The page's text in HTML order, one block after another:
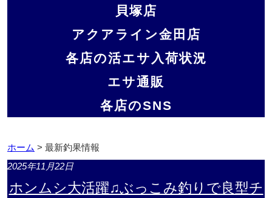
貝塚店
アクアライン金田店
各店の活エサ入荷状況
エサ通販
各店のSNS
ホーム > 最新釣果情報
2025年11月22日
ホンムシ大活躍♫ぶっこみ釣りで良型チ